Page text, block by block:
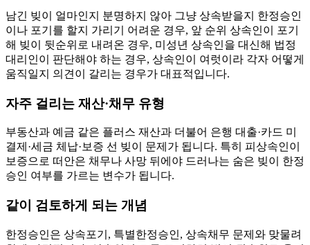
남긴 빚이 얼마인지 분명하지 않아 그냥 상속받을지 한정승인
이나 포기를 할지 가리기 어려운 경우, 앞 순위 상속인이 포기
해 빚이 뒷순위로 내려온 경우, 미성년 상속인을 대신해 법정
대리인이 판단해야 하는 경우, 상속인이 여럿이라 각자 어떻게
움직일지 의견이 갈리는 경우가 대표적입니다.
자주 걸리는 재산·채무 유형
부동산과 예금 같은 플러스 재산과 더불어 은행 대출·카드 미
결제·세금 체납·보증 선 빚이 문제가 됩니다. 특히 피상속인이
보증으로 떠안은 채무나 사망 뒤에야 드러나는 숨은 빚이 한정
승인 여부를 가르는 변수가 됩니다.
같이 검토하게 되는 개념
한정승인은 상속포기, 특별한정승인, 상속채무 문제와 맞물려